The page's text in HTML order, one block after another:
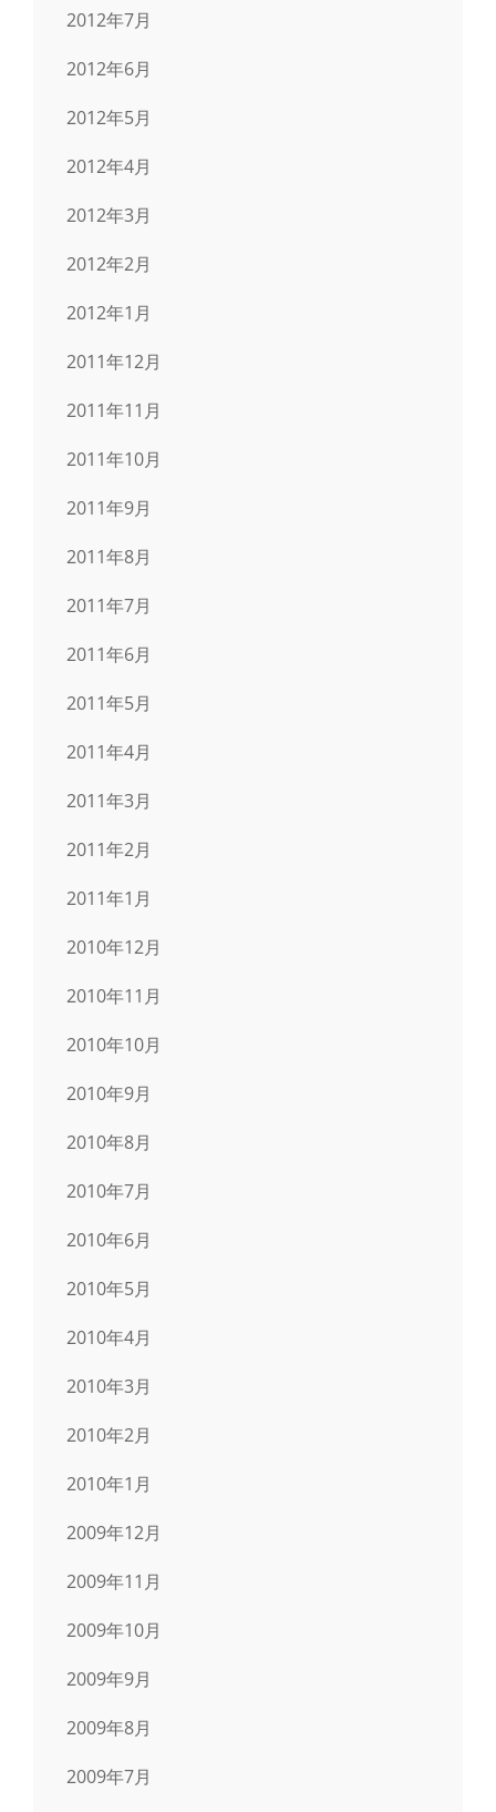
2012年7月
2012年6月
2012年5月
2012年4月
2012年3月
2012年2月
2012年1月
2011年12月
2011年11月
2011年10月
2011年9月
2011年8月
2011年7月
2011年6月
2011年5月
2011年4月
2011年3月
2011年2月
2011年1月
2010年12月
2010年11月
2010年10月
2010年9月
2010年8月
2010年7月
2010年6月
2010年5月
2010年4月
2010年3月
2010年2月
2010年1月
2009年12月
2009年11月
2009年10月
2009年9月
2009年8月
2009年7月